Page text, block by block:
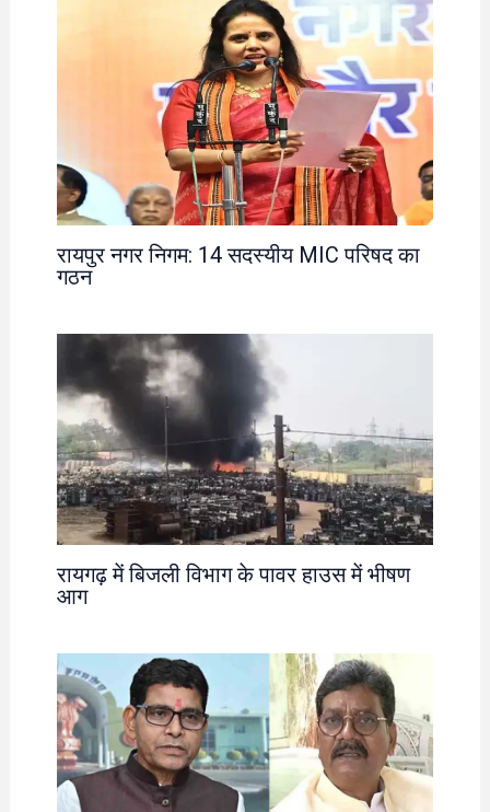
रायपुर नगर निगम: 14 सदस्यीय MIC परिषद का
गठन
रायगढ़ में बिजली विभाग के पावर हाउस में भीषण
आग